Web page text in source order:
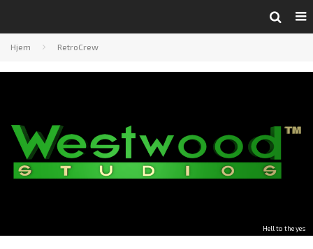
Hjem RetroCrew
Hell to the yes